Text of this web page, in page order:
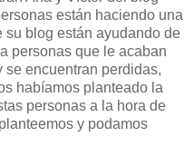
están haciendo una
su blog están ayudando de
personas que le acaban
encuentran perdidas,
habíamos planteado la
personas a la hora de
y podamos